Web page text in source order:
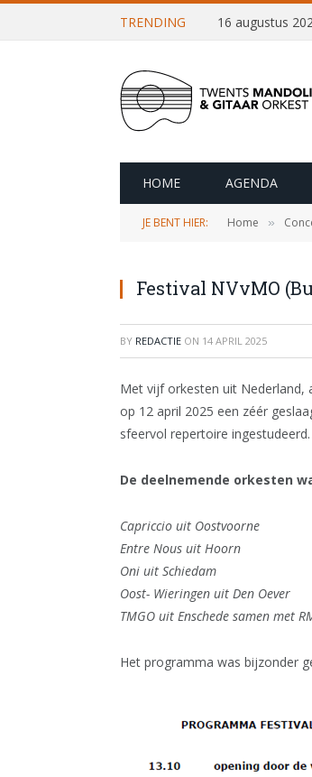
TRENDING
HOME AGENDA
JE BENT HIER: Home »
Festival NVvMO
BY REDACTIE ON 14 APRIL 2025
Met vijf orkesten uit Nederland,
op 12 april 2025 een zéér
sfeervol repertoire ingestudeerd.
De deelnemende orkesten
Capriccio uit Oostvoorne
Entre Nous uit Hoorn
Oni uit Schiedam
Oost- Wieringen uit Den Oever
TMGO uit Enschede samen met
Het programma was bijzonder